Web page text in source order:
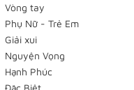
NHẬN ĐẶT HÀNG QUA
Vòng tay
Phụ Nữ - Trẻ Em
Giải xui
Nguyện Vọng
Hạnh Phúc
Đặc Biệt